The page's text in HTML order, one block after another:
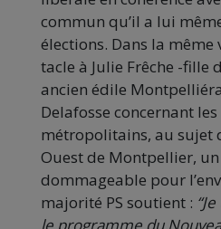
commun qu’il a lui
élections. Dans la même
tacle à Julie Frêche -fille
ancien édile
Delafosse concernant
métropolitains, au sujet
Ouest de Montpellier,
dommageable pour
majorité PS soutient :
le programme du